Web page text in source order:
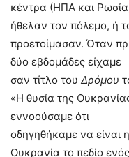
κέντρα (ΗΠΑ και
ήθελαν τον πόλεμο, ή
προετοίμασαν. Όταν
δύο εβδομάδες είχαμε
σαν τίτλο του Δρόμου
«Η θυσία της
εννοούσαμε ότι
οδηγηθήκαμε να είναι η
Ουκρανία το πεδίο